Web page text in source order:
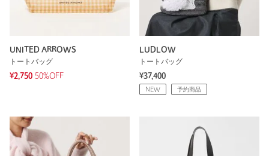
UNITED ARROWS
トートバッグ
¥2,750 50%OFF
LUDLOW
トートバッグ
¥37,400
NEW 予約商品